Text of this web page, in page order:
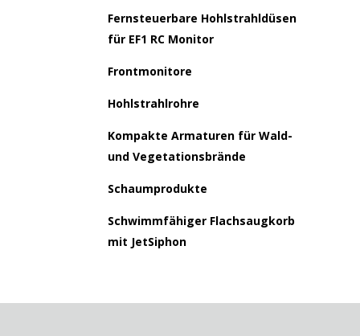
Fernsteuerbare Hohlstrahldüsen
für EF1 RC Monitor
Frontmonitore
Hohlstrahlrohre
Kompakte Armaturen für Wald-
und Vegetationsbrände
Schaumprodukte
Schwimmfähiger Flachsaugkorb
mit JetSiphon